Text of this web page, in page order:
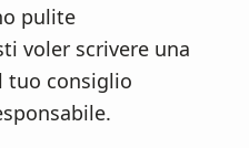
pulite
voler scrivere una
tuo consiglio